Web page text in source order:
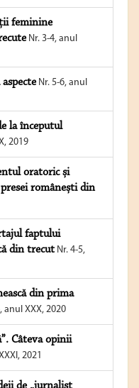
feminine
Nr. 3-4, anul
Nr. 5-6, anul
la începutul
2019
oratoric și
românești din
faptului
din trecut Nr. 4-5,
din prima
anul XXX, 2020
Câteva opinii
2021